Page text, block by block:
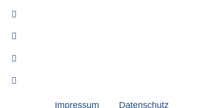
Impressum Datenschutz